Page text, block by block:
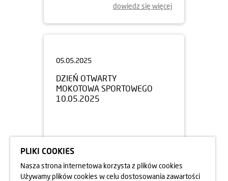
dowiedz się więcej
DZIEŃ OTWARTY
MOKOTOWA SPORTOWEGO
10.05.2025
PLIKI COOKIES
Nasza strona internetowa korzysta z plików cookies
Używamy plików cookies w celu dostosowania zawartości